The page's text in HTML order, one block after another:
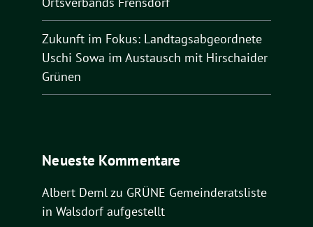
Zukunft im Fokus: Landtagsabgeordnete
Uschi Sowa im Austausch mit Hirschaider
Grünen
Neueste Kommentare
Albert Demlzu GRÜNE Gemeinderatsliste
in Walsdorf aufgestellt